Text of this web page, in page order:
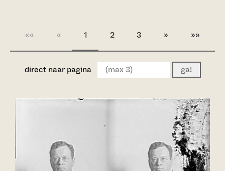
«« « 1 2 3 » »»
direct naar pagina ga!